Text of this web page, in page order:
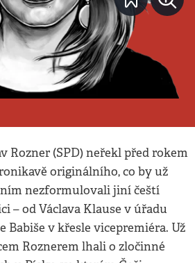
12. 2018 minuty
volba
Rozner (SPD) neřekl před rokem
originálního, co by už
nezformulovali jiní čeští
– od Václava Klause v úřadu
Babiše v křesle vicepremiéra. Už
Roznerem lhali o zločinné